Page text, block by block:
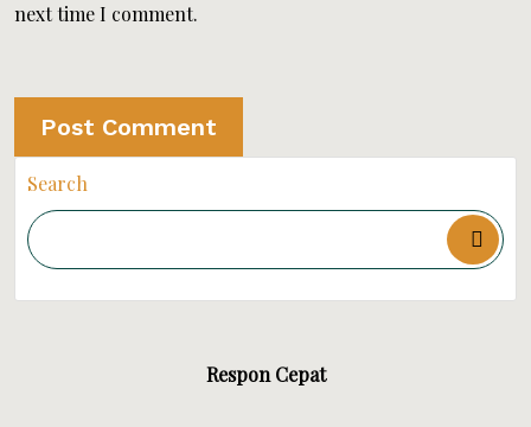
next time I comment.
Search
Respon Cepat